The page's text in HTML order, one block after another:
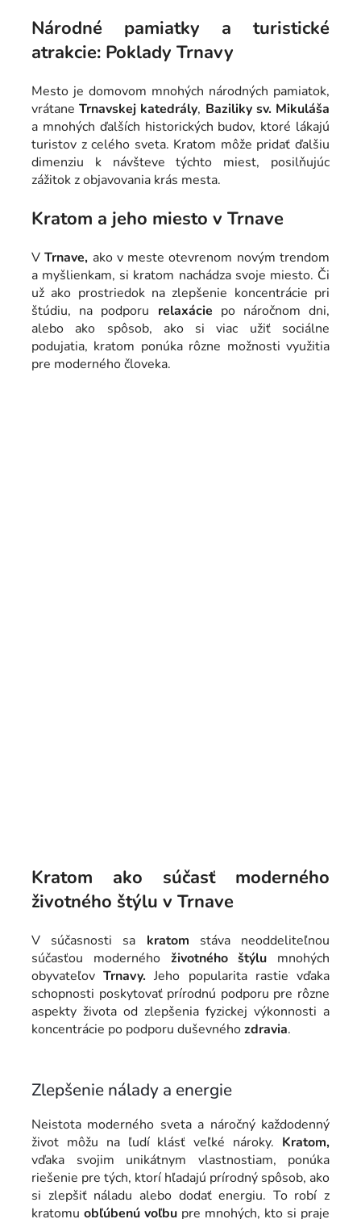
Národné pamiatky a turistické
atrakcie: Poklady Trnavy
Mesto je domovom mnohých národných pamiatok,
vrátaneTrnavskej katedrály, Baziliky sv. Mikuláša
a mnohých ďalších historických budov, ktoré lákajú
turistov z celého sveta. Kratom môže pridať ďalšiu
dimenziu k návšteve týchto miest, posilňujúc
zážitok z objavovania krás mesta.
Kratom a jeho miesto v Trnave
V Trnave, ako v meste otevrenom novým trendom
a myšlienkam, si kratom nachádza svoje miesto. Či
už ako prostriedok na zlepšenie koncentrácie pri
štúdiu, na podporu relaxácie po náročnom dni,
alebo ako spôsob, ako si viac užiť sociálne
podujatia, kratom ponúka rôzne možnosti využitia
pre moderného človeka.
Kratom ako súčasť moderného
životného štýlu v Trnave
V súčasnosti sa kratom stáva neoddeliteľnou
súčasťou moderného životného štýlu mnohých
obyvateľov Trnavy. Jeho popularita rastie vďaka
schopnosti poskytovať prírodnú podporu pre rôzne
aspekty života od zlepšenia fyzickej výkonnosti a
koncentrácie po podporu duševnéhozdravia.
Zlepšenie nálady a energie
Neistota moderného sveta a náročný každodenný
život môžu na ľudí klásť veľké nároky. Kratom,
vďaka svojim unikátnym vlastnostiam, ponúka
riešenie pre tých, ktorí hľadajú prírodný spôsob, ako
si zlepšiť náladu alebo dodať energiu. To robí z
kratomu obľúbenú voľbu pre mnohých, kto si praje